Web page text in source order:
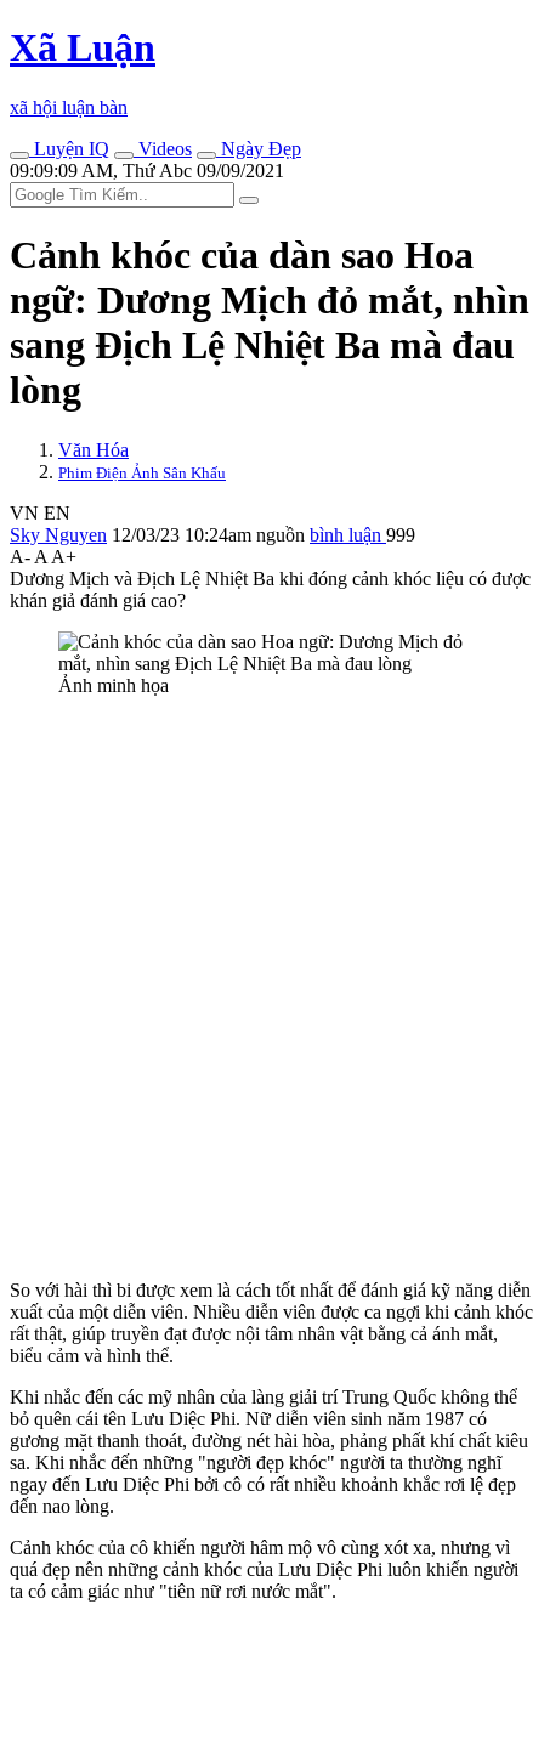
Xã Luận
xã hội luận bàn
Luyện IQ
Videos
Ngày Đẹp
09:09:09 AM, Thứ Abc 09/09/2021
Cảnh khóc của dàn sao Hoa
ngữ: Dương Mịch đỏ mắt, nhìn
sang Địch Lệ Nhiệt Ba mà đau
lòng
Văn Hóa
Phim Điện Ảnh Sân Khấu
VN EN
Sky Nguyen 12/03/23 10:24am nguồn bình luận 999
A- A A+
Dương Mịch và Địch Lệ Nhiệt Ba khi đóng cảnh khóc liệu có được
khán giả đánh giá cao?
Ảnh minh họa
So với hài thì bi được xem là cách tốt nhất để đánh giá kỹ năng diễn
xuất của một diễn viên. Nhiều diễn viên được ca ngợi khi cảnh khóc
rất thật, giúp truyền đạt được nội tâm nhân vật bằng cả ánh mắt,
biểu cảm và hình thể.
Khi nhắc đến các mỹ nhân của làng giải trí Trung Quốc không thể
bỏ quên cái tên Lưu Diệc Phi. Nữ diễn viên sinh năm 1987 có
gương mặt thanh thoát, đường nét hài hòa, phảng phất khí chất kiêu
sa. Khi nhắc đến những "người đẹp khóc" người ta thường nghĩ
ngay đến Lưu Diệc Phi bởi cô có rất nhiều khoảnh khắc rơi lệ đẹp
đến nao lòng.
Cảnh khóc của cô khiến người hâm mộ vô cùng xót xa, nhưng vì
quá đẹp nên những cảnh khóc của Lưu Diệc Phi luôn khiến người
ta có cảm giác như "tiên nữ rơi nước mắt".